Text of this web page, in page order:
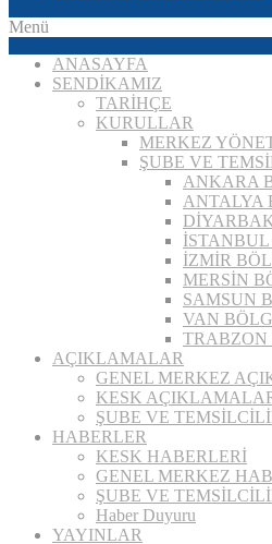
Menü
ANASAYFA
SENDİKAMIZ
TARİHÇE
KURULLAR
MERKEZ
ŞUBE VE
ANKARA
ANTALYA
İSTANBUL
İZMİR
MERSİN
SAMSUN
VAN
TRABZON
AÇIKLAMALAR
GENEL MERKEZ
KESK
ŞUBE VE
HABERLER
KESK HABERLERİ
GENEL MERKEZ
ŞUBE VE
Haber Duyuru
YAYINLAR